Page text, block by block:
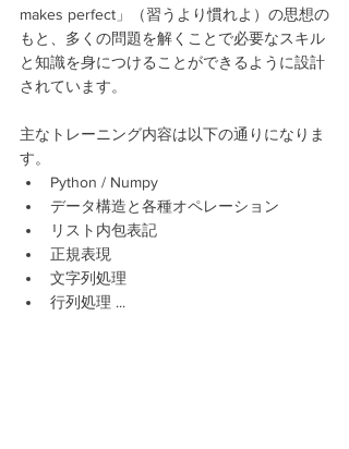
makes perfect」（習うより慣れよ）の思想の
もと、多くの問題を解くことで必要なスキル
と知識を身につけることができるように設計
されています。
主なトレーニング内容は以下の通りになりま
す。
Python / Numpy
データ構造と各種オペレーション
リスト内包表記
正規表現
文字列処理
行列処理 ...